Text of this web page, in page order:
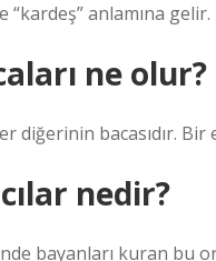
“kardeş” anlamına gelir.
ne olur?
diğerinin bacasıdır.
nedir?
bayanları kuran bu